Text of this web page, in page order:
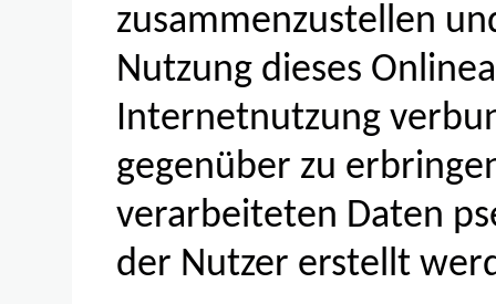
zusammenzustellen
Nutzung dieses
Internetnutzung
gegenüber zu
verarbeiteten Daten
der Nutzer erstellt